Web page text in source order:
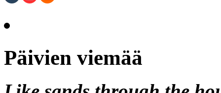
Päivien viemää